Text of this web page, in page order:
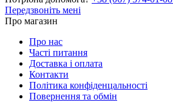
Передзвоніть мені
Про магазин
Про нас
Часті питання
Доставка і оплата
Контакти
Політика конфіденцальності
Повернення та обмін